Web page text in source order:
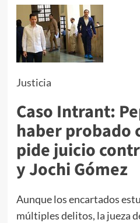
Justicia
Caso Intrant:
haber probado
pide juicio
y Jochi Gómez
Aunque los encartados
múltiples delitos, la jueza